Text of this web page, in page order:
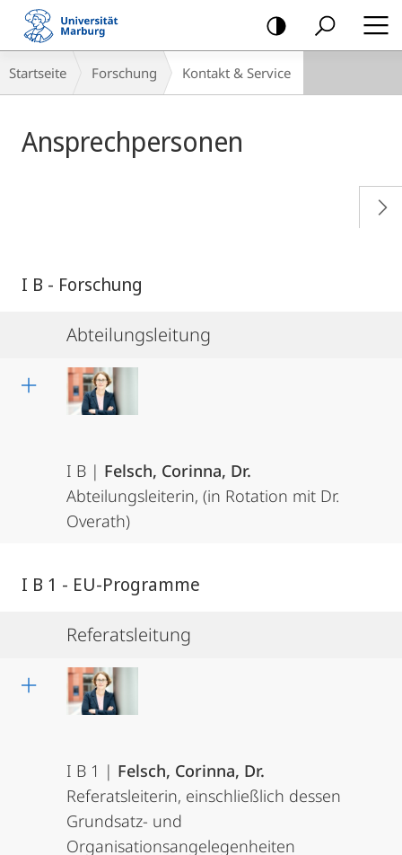
Mobile-
Navigation
Breadcrumb-
Navigation
Startseite Forschung Kontakt & Service
Ansprechpersonen
I B - Forschung
Abteilungsleitung
I B | Felsch, Corinna, Dr.
Abteilungsleiterin, (in Rotation mit Dr.
Overath)
I B 1 - EU-Programme
Referatsleitung
I B 1 | Felsch, Corinna, Dr.
Referatsleiterin, einschließlich dessen
Grundsatz- und
Organisationsangelegenheiten